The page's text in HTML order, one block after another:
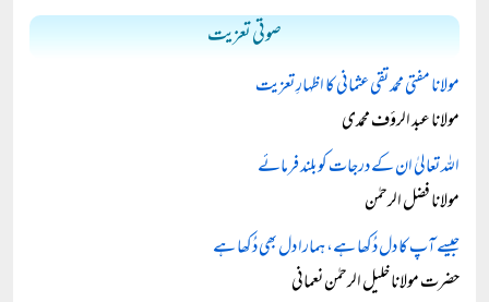
صوتی تعزیت
مولانا مفتی محمد تقی عثمانی کا اظہارِ تعزیت
مولانا عبد الرؤف محمدی
اللہ تعالیٰ ان کے درجات کو بلند فرمائے
مولانا فضل الرحمٰن
جیسے آپ کا دل دُکھا ہے، ہمارا دل بھی دُکھا ہے
حضرت مولانا خلیل الرحمٰن نعمانی